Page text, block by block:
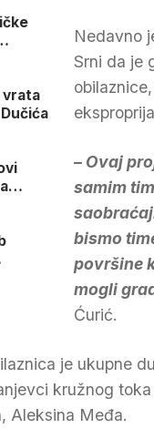
vrata
u
Nedavno
Srni da je
– Ovaj
samim
bismo
površine
mogli
Ćurić.
je ukupne
kružnog
Aleksina Međa.